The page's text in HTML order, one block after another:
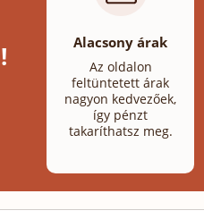
Alacsony árak
Az oldalon
feltüntetett árak
nagyon kedvezőek,
így pénzt
takaríthatsz meg.